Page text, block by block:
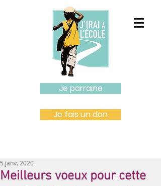
Je parraine
Je fais un don
Meilleurs voeux pour cette
5 janv. 2020